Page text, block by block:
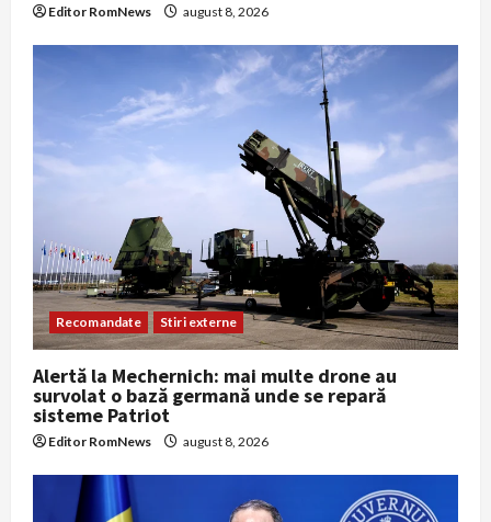
Editor RomNews august 8, 2026
Recomandate Stiri externe
Alertă la Mechernich: mai multe drone au
survolat o bază germană unde se repară
sisteme Patriot
Editor RomNews august 8, 2026